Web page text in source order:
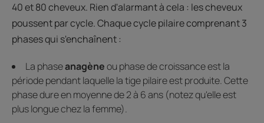
40 et 80 cheveux. Rien d'alarmant à cela : les cheveux
poussent par cycle. Chaque cycle pilaire comprenant 3
phases qui s'enchaînent :
La phaseanagèneou phase de croissance est la
période pendant laquelle la tige pilaire est produite. Cette
phase dure en moyenne de 2 à 6 ans (notez qu'elle est
plus longue chez la femme).